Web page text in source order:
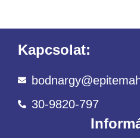
Kapcsolat:
30-9820-797